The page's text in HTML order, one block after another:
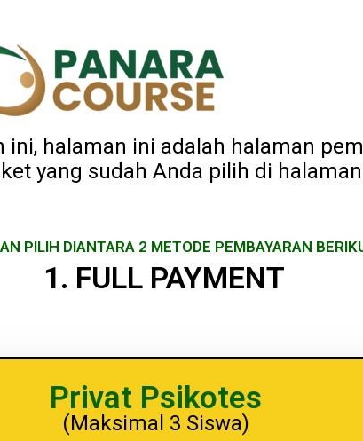
halaman ini adalah halaman
yang sudah Anda pilih di
PILIH DIANTARA 2 METODE PEMBAYARAN
1. FULL PAYMENT
Privat Psikotes
(Maksimal 3 Siswa)